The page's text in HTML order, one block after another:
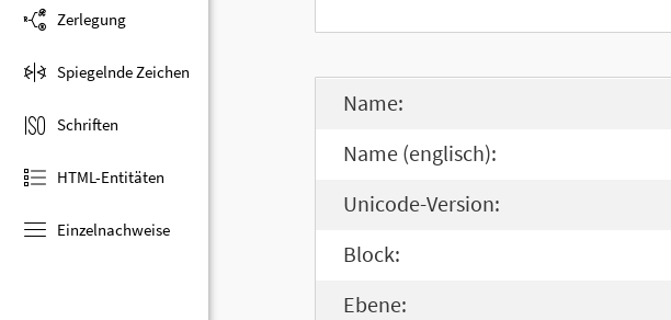
Zerlegung
Spiegelnde Zeichen
Schriften
HTML-Entitäten
Einzelnachweise
Name:
Name (englisch):
Unicode-Version:
Block:
Ebene: